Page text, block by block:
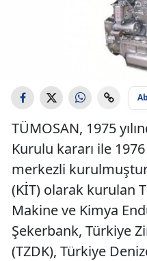
TÜMOSAN, 1975
Kurulu kararı ile
merkezli
(KİT) olarak kurulan
Makine ve Kimya
Şekerbank, Türkiye
(TZDK), Türkiye